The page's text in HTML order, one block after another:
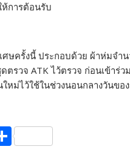
การต้อนรับ
ศษครั้งนี้ ประกอบด้วย ผ้าห่มจ
ตรวจ ATK ไว้ตรวจ ก่อนเข้าร่
ม่ไว้ใช้ในช่วงนอนกลางวันขอ
S